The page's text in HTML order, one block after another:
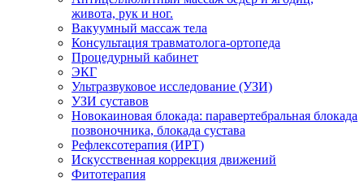
живота, рук и ног.
Вакуумный массаж тела
Консультация травматолога-ортопеда
Процедурный кабинет
ЭКГ
Ультразвуковое исследование (УЗИ)
УЗИ суставов
Новокаиновая блокада: паравертебральная блокада
позвоночника, блокада сустава
Рефлексотерапия (ИРТ)
Искусственная коррекция движений
Фитотерапия